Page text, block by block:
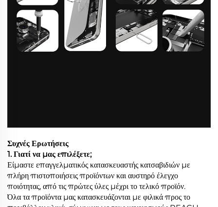
Συχνές Ερωτήσεις
1. Γιατί να μας επιλέξετε;
Είμαστε επαγγελματικός κατασκευαστής κατσαβιδιών με
πλήρη πιστοποιήσεις προϊόντων και αυστηρό έλεγχο
ποιότητας, από τις πρώτες ύλες μέχρι το τελικό προϊόν.
Όλα τα προϊόντα μας κατασκευάζονται με φιλικά προς το